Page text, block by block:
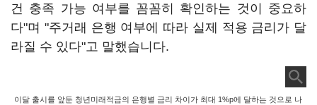
건 충족 가능 여부를 꼼꼼히 확인하는 것이 중요하
다"며 "주거래 은행 여부에 따라 실제 적용 금리가 달
라질 수 있다"고 말했습니다.
이달 출시를 앞둔 청년미래적금의 은행별 금리 차이가 최대 1%p에 달하는 것으로 나